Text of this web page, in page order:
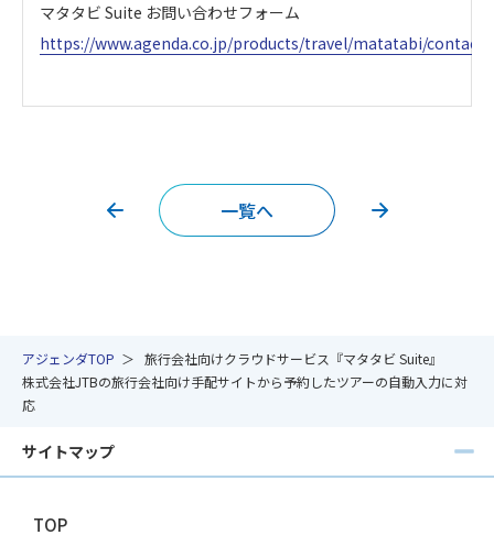
マタタビ Suite お問い合わせフォーム
https://www.agenda.co.jp/products/travel/matatabi/contact/
一覧へ
アジェンダTOP
旅行会社向けクラウドサービス『マタタビ Suite』
株式会社JTBの旅行会社向け手配サイトから予約したツアーの自動入力に対
応
サイトマップ
TOP